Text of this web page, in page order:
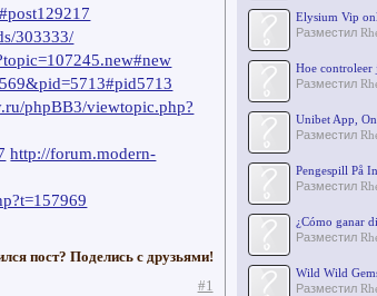
303333/
phpBB3/viewtopic.php?
http://forum.modern-
пост? Поделись с друзьями!
#1
Elysium Vip
Разместил
Hoe controleer
Разместил
Unibet App,
Разместил
Pengespill På
Разместил
¿Cómo ganar
Разместил
Wild Wild
Разместил